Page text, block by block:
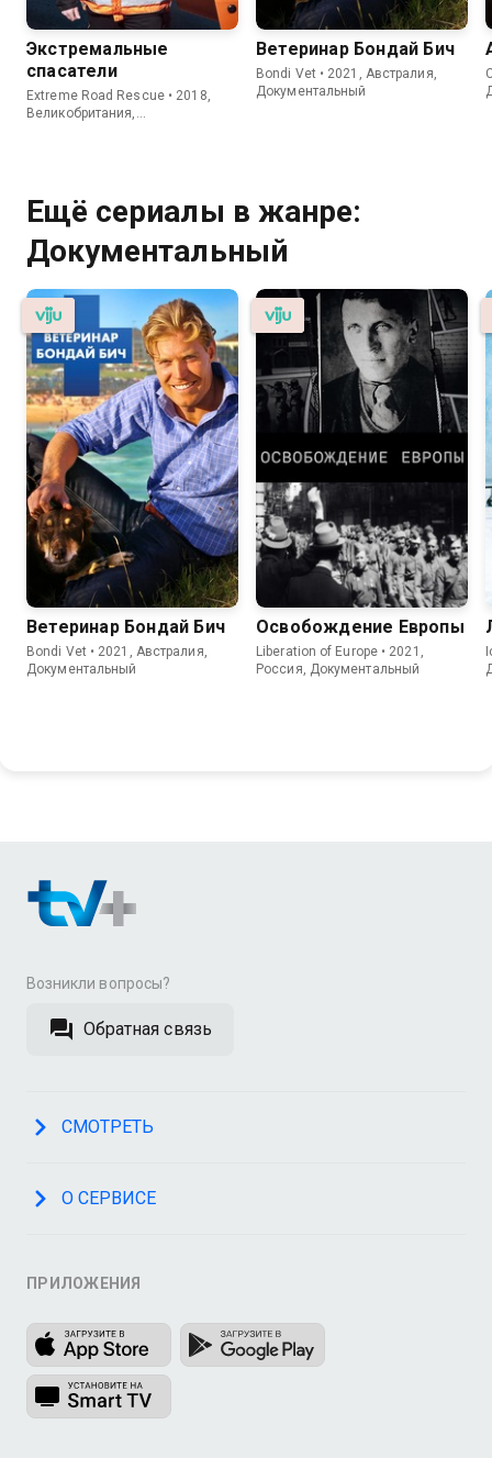
Экстремальные
спасатели
Extreme Road Rescue • 2018,
Великобритания,
Ветеринар Бондай Бич
Bondi Vet • 2021, Австралия,
Документальный
Ещё сериалы в жанре:
Документальный
Ветеринар Бондай Бич
Bondi Vet • 2021, Австралия,
Документальный
Освобождение Европы
Liberation of Europe • 2021,
Россия, Документальный
Возникли вопросы?
Обратная связь
СМОТРЕТЬ
О СЕРВИСЕ
ПРИЛОЖЕНИЯ